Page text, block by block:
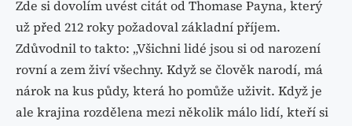
Zde si dovolím uvést citát od Thomase Payna, který
už před 212 roky požadoval základní příjem.
Zdůvodnil to takto: „Všichni lidé jsou si od narození
rovní a zem živí všechny. Když se člověk narodí, má
nárok na kus půdy, která ho pomůže uživit. Když je
ale krajina rozdělena mezi několik málo lidí, kteří si